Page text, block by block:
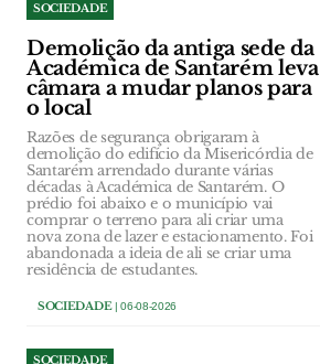
SOCIEDADE
Demolição da antiga sede da
Académica de Santarém leva
câmara a mudar planos para
o local
Razões de segurança obrigaram à
demolição do edifício da Misericórdia de
Santarém arrendado durante várias
décadas à Académica de Santarém. O
prédio foi abaixo e o município vai
comprar o terreno para ali criar uma
nova zona de lazer e estacionamento. Foi
abandonada a ideia de ali se criar uma
residência de estudantes.
SOCIEDADE| 06-08-2026
SOCIEDADE